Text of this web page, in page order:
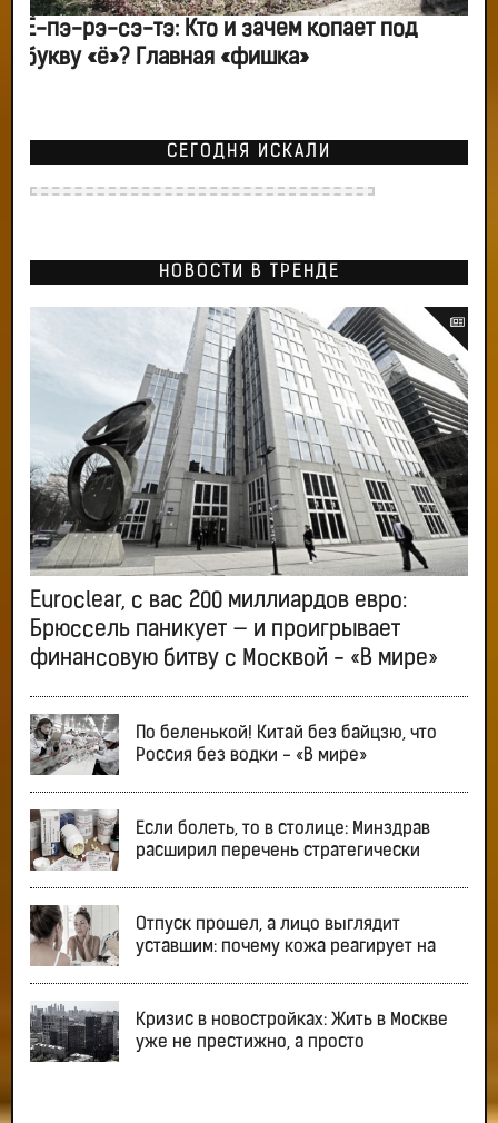
Ё-пэ-рэ-сэ-тэ: Кто и зачем копает под
букву «ё»? Главная «фишка»
СЕГОДНЯ ИСКАЛИ
НОВОСТИ В ТРЕНДЕ
Euroclear, с вас 200 миллиардов евро:
Брюссель паникует — и проигрывает
финансовую битву с Москвой - «В мире»
По беленькой! Китай без байцзю, что
Россия без водки - «В мире»
Если болеть, то в столице: Минздрав
расширил перечень стратегически
Отпуск прошел, а лицо выглядит
уставшим: почему кожа реагирует на
Кризис в новостройках: Жить в Москве
уже не престижно, а просто